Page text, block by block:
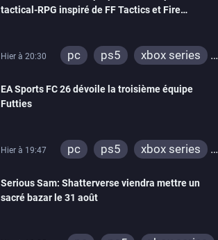
tactical-RPG inspiré de FF Tactics et Fire
Hier à 20:30 pc ps5
xbox series
EA Sports FC 26 dévoile la troisième équipe
Futties
Hier à 19:47 pc ps5
xbox series
xbox one
switch 2
Serious Sam: Shatterverse viendra mettre un
sacré bazar le 31 août